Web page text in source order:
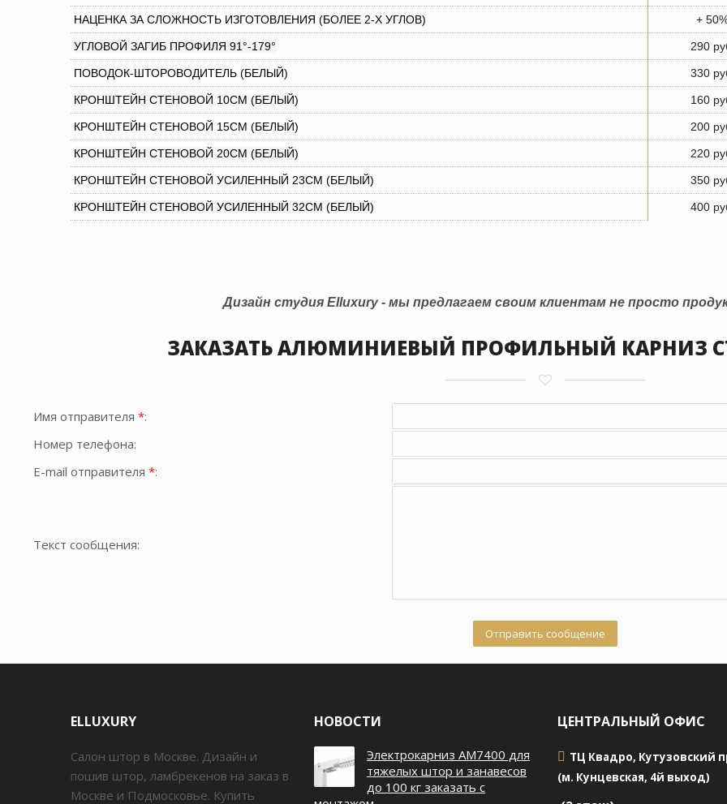
НАЦЕНКА ЗА СЛОЖНОСТЬ ИЗГОТОВЛЕНИЯ (БОЛЕЕ 2-Х УГЛОВ) +
УГЛОВОЙ ЗАГИБ ПРОФИЛЯ 91°-179° 290
ПОВОДОК-ШТОРОВОДИТЕЛЬ (БЕЛЫЙ) 330
КРОНШТЕЙН СТЕНОВОЙ 10СМ (БЕЛЫЙ) 160
КРОНШТЕЙН СТЕНОВОЙ 15СМ (БЕЛЫЙ) 200
КРОНШТЕЙН СТЕНОВОЙ 20СМ (БЕЛЫЙ) 220
КРОНШТЕЙН СТЕНОВОЙ УСИЛЕННЫЙ 23СМ (БЕЛЫЙ) 350
КРОНШТЕЙН СТЕНОВОЙ УСИЛЕННЫЙ 32СМ (БЕЛЫЙ) 400
Дизайн студия Elluxury - мы предлагаем своим клиентам не просто
ЗАКАЗАТЬ АЛЮМИНИЕВЫЙ ПРОФИЛЬНЫЙ КАРНИЗ
Имя отправителя *:
Номер телефона:
E-mail отправителя *:
Текст сообщения:
ELLUXURY
Салон штор в Москве. Дизайн и
пошив штор, ламбрекенов на заказ в
Москве и Подмосковье. Купить
НОВОСТИ
Электрокарниз AM7400 для
тяжелых штор и занавесов
до 100 кг заказать с
ЦЕНТРАЛЬНЫЙ ОФИС
ТЦ Квадро, Кутузовский
(м. Кунцевская, 4й выход)